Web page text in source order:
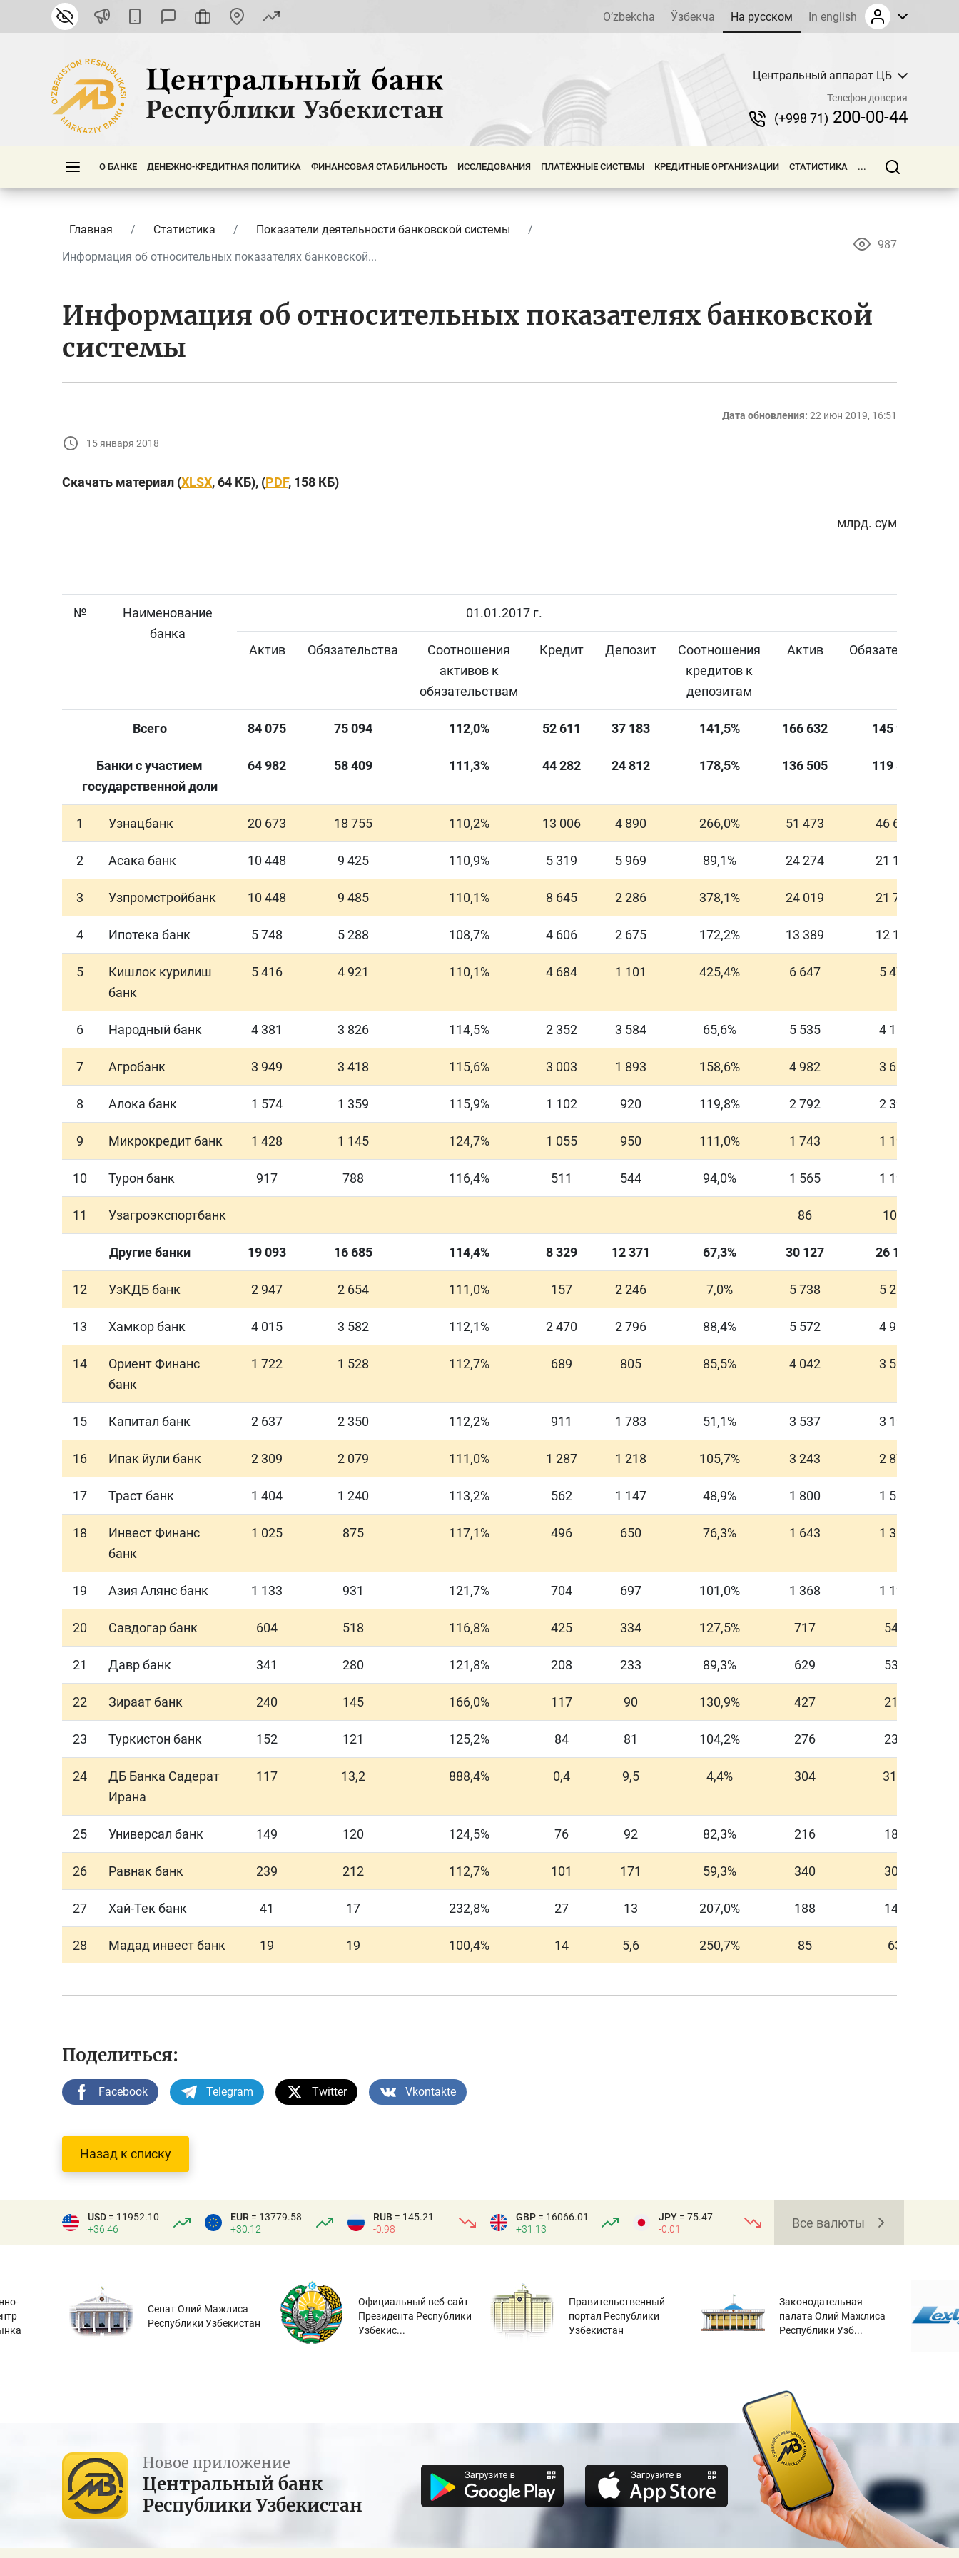
O’zbekcha Ўзбекча На русском In english
Центральный аппарат ЦБ
Телефон доверия
(+998 71) 200-00-44
О БАНКЕ ДЕНЕЖНО-КРЕДИТНАЯ ПОЛИТИКА ФИНАНСОВАЯ СТАБИЛЬНОСТЬ ИССЛЕДОВАНИЯ ПЛАТЁЖНЫЕ СИСТЕМЫ КРЕДИТНЫЕ ОРГАНИЗАЦИИ СТАТИСТИКА ...
Главная Статистика
Показатели деятельности банковской системы
Информация об относительных показателях банковской...
987
Информация об относительных показателях банковской
системы
Дата обновления: 22 июн 2019, 16:51
15 января 2018
Скачать материал (XLSX, 64 КБ), (PDF, 158 КБ)
млрд. сум
№
Наименование
банка
01.01.2017 г.
Актив Обязательства
Соотношения
активов к
обязательствам
Кредит Депозит
Соотношения
кредитов к
депозитам
Актив Обязательства
Всего 84075 75 094 112,0% 52611 37 183 141,5% 166632 145 956
Банки с участием
государственной доли
64982 58 409 111,3% 44282 24812 178,5% 136 505 119 833
1 Узнацбанк 20 673 18 755 110,2% 13 006 4 890 266,0% 51 473 46 667
2 Асака банк 10 448 9 425 110,9% 5 319 5 969 89,1% 24 274 21 190
3 Узпромстройбанк 10 448 9 485 110,1% 8 645 2 286 378,1% 24 019 21 778
4 Ипотека банк 5 748 5 288 108,7% 4 606 2 675 172,2% 13 389 12 132
5
Кишлок курилиш
банк
5 416 4 921 110,1% 4 684 1 101 425,4% 6 647 5 479
6 Народный банк 4 381 3 826 114,5% 2 352 3 584 65,6% 5 535 4 184
7 Агробанк 3 949 3 418 115,6% 3 003 1 893 158,6% 4 982 3 608
8 Алока банк 1 574 1 359 115,9% 1 102 920 119,8% 2 792 2 394
9 Микрокредит банк 1 428 1 145 124,7% 1 055 950 111,0% 1 743 1 197
10 Турон банк 917 788 116,4% 511 544 94,0% 1 565 1 196
11 Узагроэкспортбанк 86 10,2
Другие банки 19 093 16 685 114,4% 8 329 12 371 67,3% 30 127 26 122
12 УзКДБ банк 2 947 2 654 111,0% 157 2 246 7,0% 5 738 5 210
13 Хамкор банк 4 015 3 582 112,1% 2 470 2 796 88,4% 5 572 4 999
14
Ориент Финанс
банк
1 722 1 528 112,7% 689 805 85,5% 4 042 3 568
15 Капитал банк 2 637 2 350 112,2% 911 1 783 51,1% 3 537 3 198
16 Ипак йули банк 2 309 2 079 111,0% 1 287 1 218 105,7% 3 243 2 877
17 Траст банк 1 404 1 240 113,2% 562 1 147 48,9% 1 800 1 580
18
Инвест Финанс
банк
1 025 875 117,1% 496 650 76,3% 1 643 1 311
19 Азия Алянс банк 1 133 931 121,7% 704 697 101,0% 1 368 1 125
20 Савдогар банк 604 518 116,8% 425 334 127,5% 717 549
21 Давр банк 341 280 121,8% 208 233 89,3% 629 537
22 Зираат банк 240 145 166,0% 117 90 130,9% 427 211
23 Туркистон банк 152 121 125,2% 84 81 104,2% 276 236
24
ДБ Банка Садерат
Ирана
117 13,2 888,4% 0,4 9,5 4,4% 304 31,5
25 Универсал банк 149 120 124,5% 76 92 82,3% 216 182
26 Равнак банк 239 212 112,7% 101 171 59,3% 340 303
27 Хай-Тек банк 41 17 232,8% 27 13 207,0% 188 142
28 Мадад инвест банк 19 19 100,4% 14 5,6 250,7% 85 63
Поделиться:
Facebook Telegram Twitter Vkontakte
Назад к списку
USD = 11952.10
+36.46
EUR = 13779.58
+30.12
RUB = 145.21
-0.98
GBP = 16066.01
+31.13
JPY = 75.47
-0.01
Все валюты
Сенат Олий Мажлиса
Республики Узбекистан
Официальный веб-сайт
Президента Республики
Узбекис...
Правительственный
портал Республики
Узбекистан
Законодательная
палата Олий Мажлиса
Республики Узб...
Новое приложение
Центральный банк
Республики Узбекистан